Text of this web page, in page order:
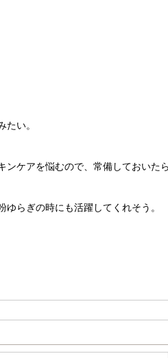
たい。
ケアを悩むので、常備しておいた
らぎの時にも活躍してくれそう。